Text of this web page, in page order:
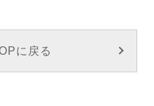
に戻る